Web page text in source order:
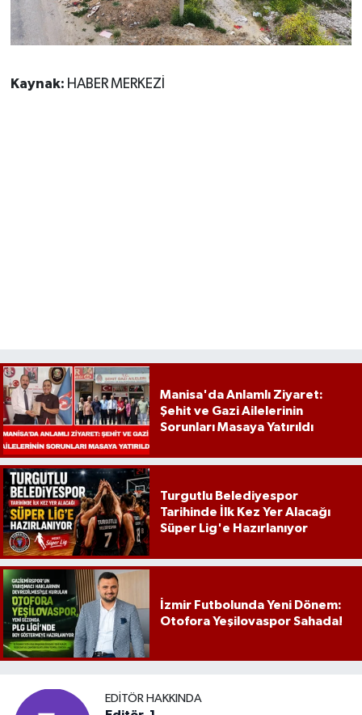
Kaynak: HABER MERKEZİ
Manisa'da Anlamlı Ziyaret:
Şehit ve Gazi Ailelerinin
Sorunları Masaya Yatırıldı
Turgutlu Belediyespor
Tarihinde İlk Kez Yer Alacağı
Süper Lig'e Hazırlanıyor
İzmir Futbolunda Yeni Dönem:
Otofora Yeşilovaspor Sahada!
EDITÖR HAKKINDA